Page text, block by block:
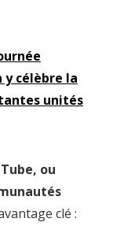
célèbre la
unités
ou
clé :